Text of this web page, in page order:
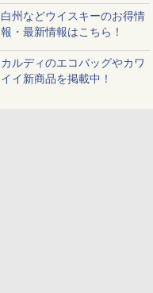
白州などウイスキーのお得情
報・最新情報はこちら！
カルディのエコバッグやカワ
イイ新商品を掲載中！